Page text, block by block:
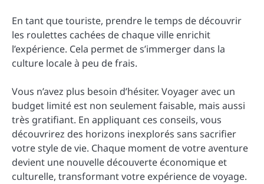
En tant que touriste, prendre le temps de découvrir
les roulettes cachées de chaque ville enrichit
l’expérience. Cela permet de s’immerger dans la
culture locale à peu de frais.
Vous n’avez plus besoin d’hésiter. Voyager avec un
budget limité est non seulement faisable, mais aussi
très gratifiant. En appliquant ces conseils, vous
découvrirez des horizons inexplorés sans sacrifier
votre style de vie. Chaque moment de votre aventure
devient une nouvelle découverte économique et
culturelle, transformant votre expérience de voyage.